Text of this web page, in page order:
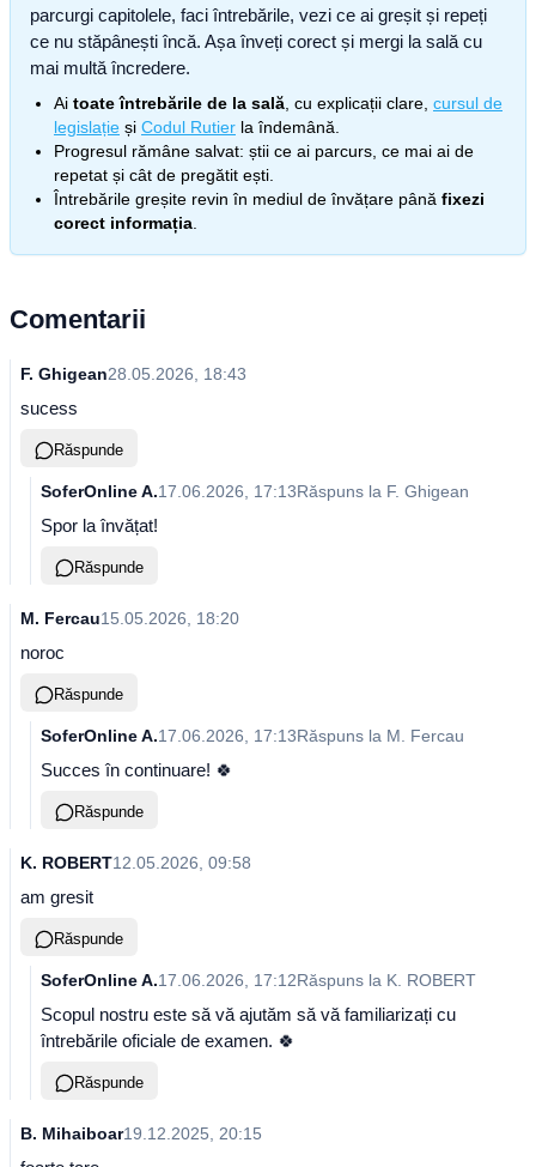
parcurgi capitolele, faci întrebările, vezi ce ai greșit și repeți
ce nu stăpânești încă. Așa înveți corect și mergi la sală cu
mai multă încredere.
Ai toate întrebările de la sală , cu explicații clare, cursul de
legislație și Codul Rutier la îndemână.
Progresul rămâne salvat: știi ce ai parcurs, ce mai ai de
repetat și cât de pregătit ești.
Întrebările greșite revin în mediul de învățare până fixezi
corect informația
Comentarii
F. Ghigean28.05.2026, 18:43
sucess
Răspunde
SoferOnline A.17.06.2026, 17:13Răspuns la F. Ghigean
Spor la învățat!
Răspunde
M. Fercau15.05.2026, 18:20
noroc
Răspunde
SoferOnline A.17.06.2026, 17:13Răspuns la M. Fercau
Succes în continuare! 🍀
Răspunde
K. ROBERT12.05.2026, 09:58
am gresit
Răspunde
SoferOnline A.17.06.2026, 17:12Răspuns la K. ROBERT
Scopul nostru este să vă ajutăm să vă familiarizați cu
întrebările oficiale de examen. 🍀
Răspunde
B. Mihaiboar19.12.2025, 20:15